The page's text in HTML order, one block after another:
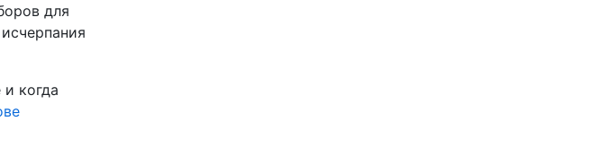
для
когда